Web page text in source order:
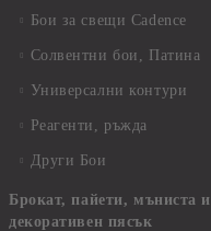
Бои за свещи Cadence
Солвентни бои, Патина
Универсални контури
Реагенти, ръжда
Други Бои
Брокат, пайети, мъниста и
декоративен пясък